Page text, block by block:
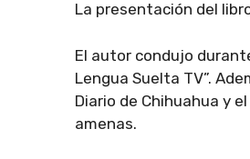
La presentación del
El autor condujo
Lengua Suelta TV”.
Diario de Chihuahua y
amenas.